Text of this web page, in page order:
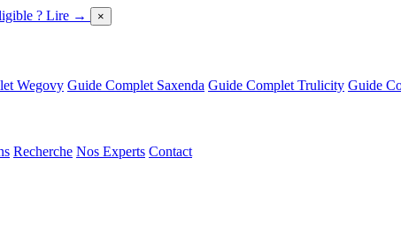
? Lire → ×
Wegovy Guide Complet Saxenda Guide Complet Trulicity Guide
Recherche Nos Experts Contact